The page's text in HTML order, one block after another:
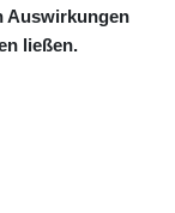
Auswirkungen
ließen.